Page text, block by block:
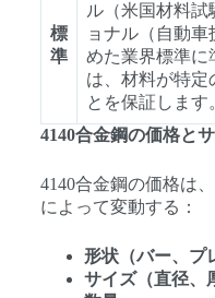
標
準
ル（米国材料試
ョナル（自動
めた業界標準に
は、材料が特定
とを保証します
4140合金鋼の価格と
4140合金鋼の価格は
によって変動する：
形状（バー、プ
サイズ（直径、